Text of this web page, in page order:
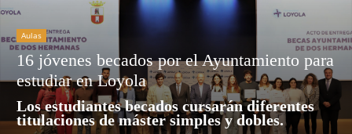
Aulas
16 jóvenes becados por el Ayuntamiento para
estudiar en Loyola
Los estudiantes becados cursarán diferentes
titulaciones de máster simples y dobles.